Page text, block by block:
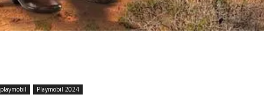
playmobil Playmobil 2024